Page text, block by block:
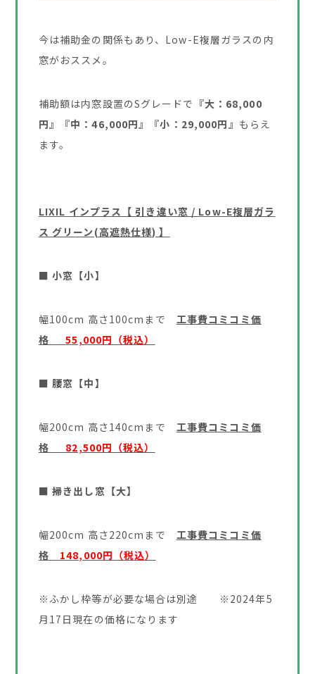
今は補助金の関係もあり、Low-E複層ガラスの内
窓がおススメ。
補助額は内窓設置のSグレードで 『大：68,000
円』『中：46,000円』『小：29,000円』 もらえ
ます。
LIXIL インプラス【 引き違い窓 / Low-E複層ガラ
ス グリーン(高遮熱仕様) 】
■ 小窓【小】
幅100cm 高さ100cmまで 工事費コミコミ価
格
55,000円（税込）
■ 腰窓【中】
幅200cm 高さ140cmまで 工事費コミコミ価
格
82,500円（税込）
■ 掃き出し窓【大】
幅200cm 高さ220cmまで 工事費コミコミ価
格
148,000円（税込）
※ふかし枠等が必要な場合は別途 ※2024年5
月17日現在の価格になります